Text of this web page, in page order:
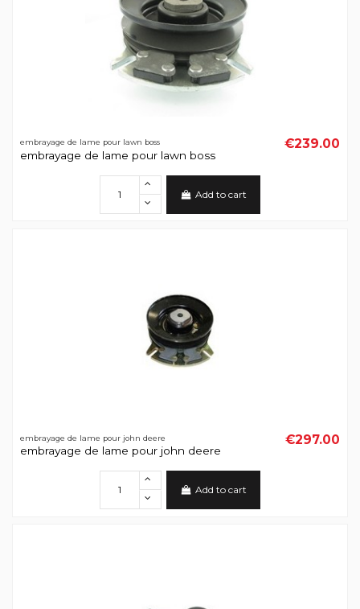
embrayage de lame pour lawn boss
embrayage de lame pour lawn boss
€239.00
Add to cart
embrayage de lame pour john deere
embrayage de lame pour john deere
€297.00
Add to cart